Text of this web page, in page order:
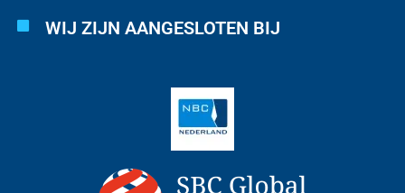
WIJ ZIJN AANGESLOTEN BIJ